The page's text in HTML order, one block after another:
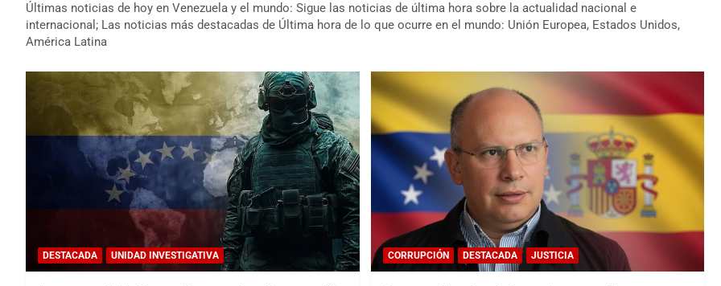
Últimas noticias de hoy en Venezuela y el mundo: Sigue las noticias de última hora sobre la actualidad nacional e
internacional; Las noticias más destacadas de Última hora de lo que ocurre en el mundo: Unión Europea, Estados Unidos,
América Latina
DESTACADA UNIDAD INVESTIGATIVA CORRUPCIÓN DESTACADA JUSTICIA